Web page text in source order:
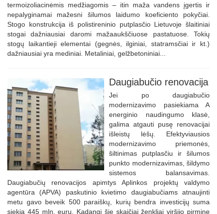
termoizoliacinėmis medžiagomis – itin maža vandens įgertis ir
nepalyginamai mažesni šilumos laidumo koeficiento pokyčiai.
Stogo konstrukcija iš polistireninio putplasčio Lietuvoje šlaitiniai
stogai dažniausiai daromi mažaaukščiuose pastatuose. Tokių
stogų laikantieji elementai (gegnės, ilginiai, statramsčiai ir kt.)
dažniausiai yra mediniai. Metaliniai, gelžbetoniniai...
Daugiabučio renovacija
Jei po daugiabučio
modernizavimo pasiekiama A
energinio naudingumo klasė,
galima atgauti pusę renovacijai
išleistų lėšų. Efektyviausios
modernizavimo priemonės,
šiltinimas putplasčiu ir šilumos
punkto modernizavimas, šildymo
sistemos balansavimas.
Daugiabučių renovacijos apimtys Aplinkos projektų valdymo
agentūra (APVA) paskutinio kvietimo daugiabučiams atnaujinti
metu gavo beveik 500 paraiškų, kurių bendra investicijų suma
siekia 445 mln. eurų. Kadangi šie skaičiai ženkliai viršijo pirminę